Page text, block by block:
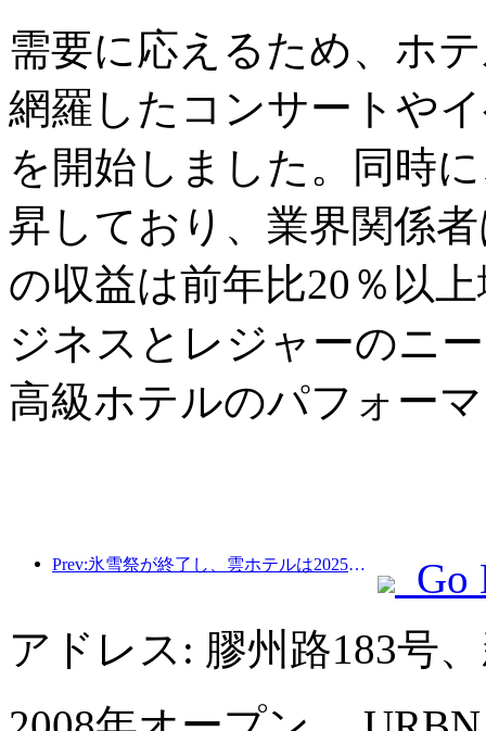
需要に応えるため、ホ
網羅したコンサートや
を開始しました。同時
昇しており、業界関係
の収益は前年比20％以
ジネスとレジャーのニ
高級ホテルのパフォー
Prev:氷雪祭が終了し、雲ホテルは2025年の最初の「富」の波を持ち帰った
Go
アドレス: 膠州路183号